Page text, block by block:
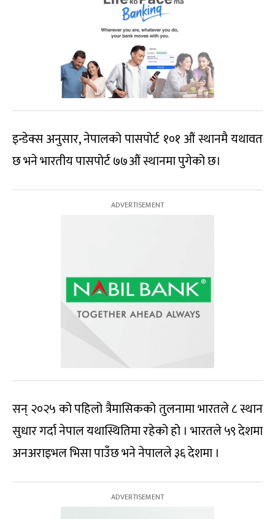
इन्डेक्स अनुसार, नेपालको पासपोर्ट १०१ औं स्थानमै यथावत
छ भने भारतीय पासपोर्ट ७७औं स्थानमा पुगेको छ।
सन् २०२५ को पहिलो त्रैमासिकको तुलनामा भारतले ८ स्थान
सुधार गर्दा नेपाल यथास्थितिमा रहेको हो । भारतले ५९ देशमा
अनअराइभल भिसा पाउँछ भने नेपालले ३६ देशमा ।